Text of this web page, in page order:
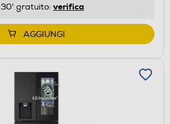
30' gratuito: verifica
AGGIUNGI